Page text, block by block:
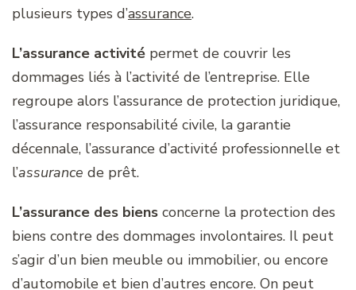
plusieurs types d’assurance.
L’assurance activité permet de couvrir les
dommages liés à l’activité de l’entreprise. Elle
regroupe alors l’assurance de protection juridique,
l’assurance responsabilité civile, la garantie
décennale, l’assurance d’activité professionnelle et
l’assurance de prêt.
L’assurance des biens concerne la protection des
biens contre des dommages involontaires. Il peut
s’agir d’un bien meuble ou immobilier, ou encore
d’automobile et bien d’autres encore. On peut